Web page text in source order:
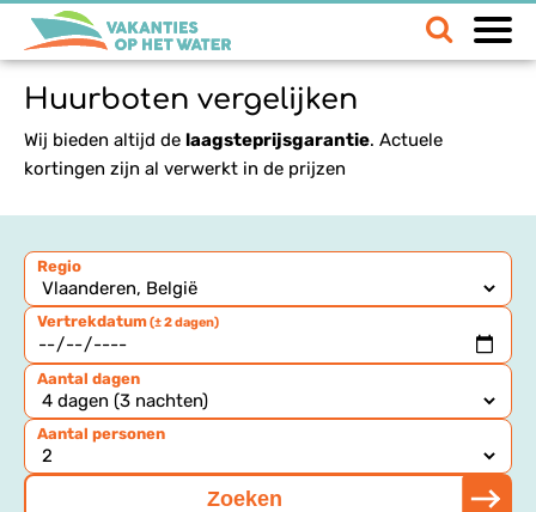
Huurboten vergelijken
Wij bieden altijd de laagsteprijsgarantie. Actuele
kortingen zijn al verwerkt in de prijzen
Regio
Vertrekdatum(± 2 dagen)
Aantal dagen
Aantal personen
Zoeken